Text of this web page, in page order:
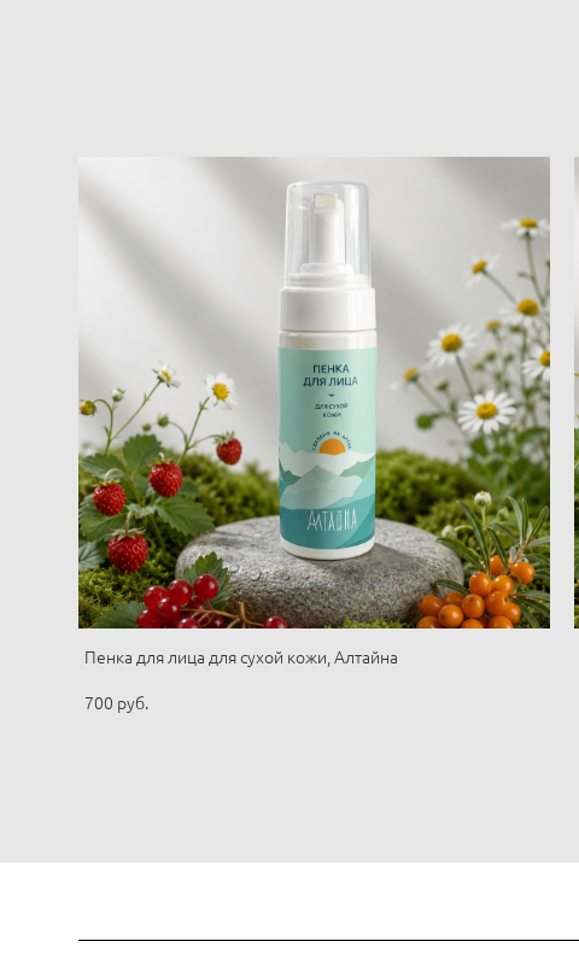
Пенка для лица для сухой кожи, Алтайна
700 pуб.